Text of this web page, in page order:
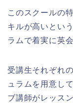
このスクールの
キルが高いとい
ラムで着実に英
受講生それぞれ
ュラムを用意し
ブ講師がレッス